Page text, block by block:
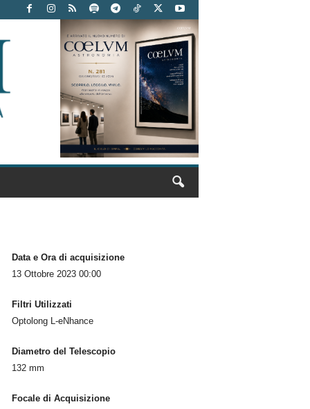
Data e Ora di acquisizione
13 Ottobre 2023 00:00
Filtri Utilizzati
Optolong L-eNhance
Diametro del Telescopio
132 mm
Focale di Acquisizione